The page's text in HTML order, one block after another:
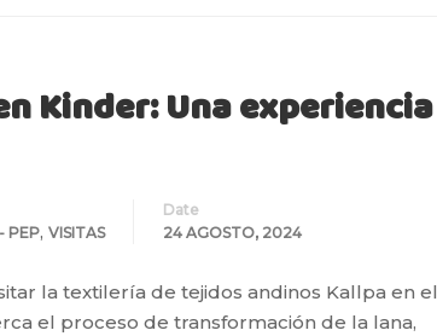
Kinder: Una experiencia
PEP, VISITAS
Date
24 AGOSTO, 2024
la textilería de tejidos andinos Kallpa en el
el proceso de transformación de la lana,